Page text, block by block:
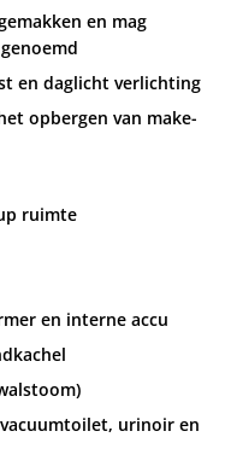
en mag
en daglicht verlichting
opbergen van make-
ruimte
en interne accu
urinoir en